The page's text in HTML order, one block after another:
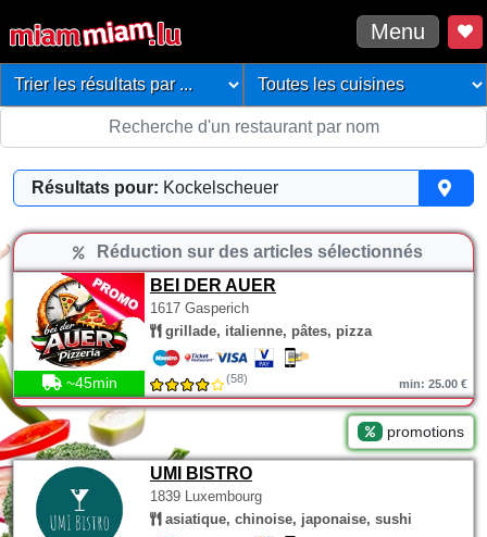
Menu
Résultats pour: Kockelscheuer
Réduction sur des articles sélectionnés
BEI DER AUER
1617 Gasperich
grillade, italienne, pâtes, pizza
~45min (58) min: 25.00 €
promotions
UMI BISTRO
1839 Luxembourg
asiatique, chinoise, japonaise, sushi